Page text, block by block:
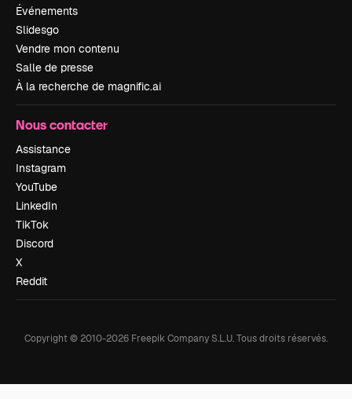
Événements
Slidesgo
Vendre mon contenu
Salle de presse
À la recherche de magnific.ai
Nous contacter
Assistance
Instagram
YouTube
LinkedIn
TikTok
Discord
X
Reddit
Copyright © 2010-2026 Freepik Company S.L.U.Tous droits réservés.